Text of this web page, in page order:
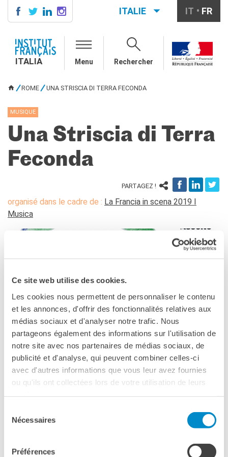
Ce site web utilise des cookies.
Les cookies nous permettent de personnaliser le contenu
et les annonces, d'offrir des fonctionnalités relatives aux
médias sociaux et d'analyser notre trafic. Nous
partageons également des informations sur l'utilisation de
notre site avec nos partenaires de médias sociaux, de
publicité et d'analyse, qui peuvent combiner celles-ci
avec d'autres informations que vous leur avez fournies
ou qu'ils ont collectées lors de votre utilisation de leurs
Nécessaires
Préférences
ÉCOLE & UNIVERSITÉ
LE PALAIS FARNÈSE
QUI SOMMES-NOUS ?
Contacts
Offres d'emplois/stages
RECHERCHER
ITALIE IT FR
ITALIA Menu Rechercher
ROME UNA STRISCIA DI TERRA FECONDA
MUSIQUE
Una Striscia di Terra
Feconda
PARTAGEZ !
organisé dans le cadre de : La Francia in scena 2019 I
Musica
26 juillet - 12 septembre
2019
FESTIVAL
per la prima volta in Europa una “forma di festival” del tutto
francesi, incentivando la creazione di formazioni miste e